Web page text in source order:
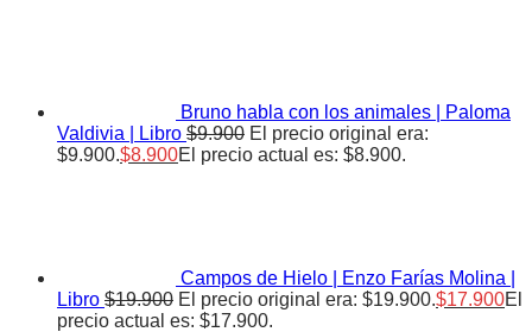
Bruno habla con los animales | Paloma
Valdivia | Libro $9.900 El precio original era:
$9.900.$8.900El precio actual es: $8.900.
Campos de Hielo | Enzo Farías Molina |
Libro $19.900 El precio original era: $19.900.$17.900El
precio actual es: $17.900.